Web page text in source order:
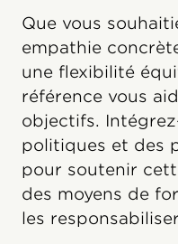
Que vous
empathie
une flexibilité
référence vous
objectifs.
politiques et des
pour soutenir
des moyens de
les